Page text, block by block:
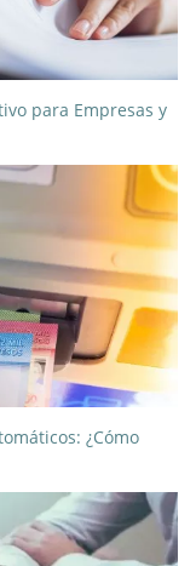
para Empresas y
¿Cómo